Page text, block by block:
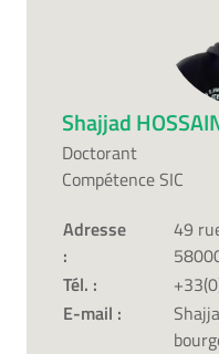
Shajjad
Doctorant
Compétence SIC
Adresse
:
49
Tél. :
E-mail :